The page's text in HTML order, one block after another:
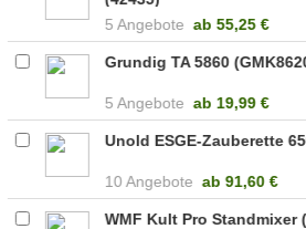
5 Angebote ab 55,25 €
Grundig TA 5860
5 Angebote ab 19,99 €
Unold ESGE-Zauberette
10 Angebote ab 91,60 €
WMF Kult Pro Standmixer